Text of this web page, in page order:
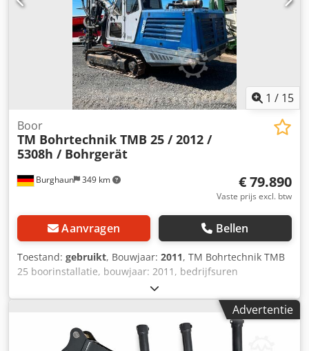
1 / 15
Burghaun 349 km
Boor
TM Bohrtechnik TMB 25 / 2012 /
5308h / Bohrgerät
€ 79.890
Vaste prijs excl. btw
Aanvragen Bellen
Toestand: gebruikt, Bouwjaar: 2011, TM Bohrtechnik TMB
25 boorinstallatie, bouwjaar: 2011, bedrijfsuren
compressor: 5.308 uur, bedrijfsuren dieselmotor: 8.002
uur, 5x boorstangen, boorkop, stofafzuiger, direct
inzetbaar, in goede staat, Duitse machine. Codpozm Eq
Eefx Agyeha Op aanvraag kunnen wij u een lease- of
financieringsaanbieding doen via Mercedes-Benz-Bank. De
Advertentie